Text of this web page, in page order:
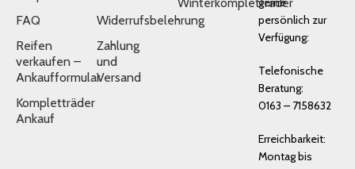
FAQ
Reifen
verkaufen –
Ankaufformular
Kompletträder
Ankauf
Widerrufsbelehrung
Zahlung
und
Versand
Winterkompletträder
persönlich zur
Verfügung:
Telefonische
Beratung:
0163 – 7158632
Erreichbarkeit:
Montag bis